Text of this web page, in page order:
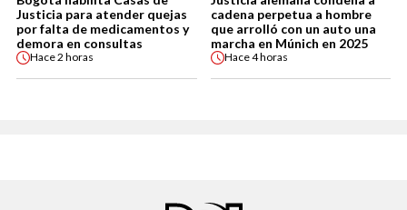
Justicia para atender quejas
por falta de medicamentos y
demora en consultas
Hace2 horas
cadena perpetua a hombre
que arrolló con un auto una
marcha en Múnich en 2025
Hace4 horas